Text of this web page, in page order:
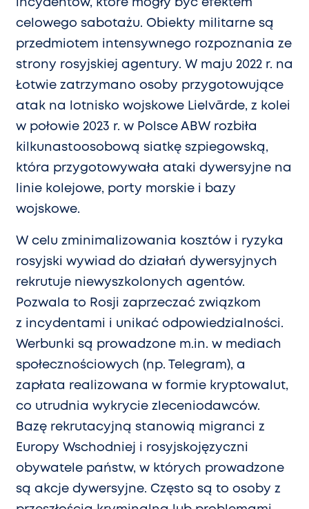
incydentów, które mogły być efektem
celowego sabotażu. Obiekty militarne są
przedmiotem intensywnego rozpoznania ze
strony rosyjskiej agentury. W maju 2022 r. na
Łotwie zatrzymano osoby przygotowujące
atak na lotnisko wojskowe Lielvārde, z kolei
w połowie 2023 r. w Polsce ABW rozbiła
kilkunastoosobową siatkę szpiegowską,
która przygotowywała ataki dywersyjne na
linie kolejowe, porty morskie i bazy
wojskowe.
W celu zminimalizowania kosztów i ryzyka
rosyjski wywiad do działań dywersyjnych
rekrutuje niewyszkolonych agentów.
Pozwala to Rosji zaprzeczać związkom
z incydentami i unikać odpowiedzialności.
Werbunki są prowadzone m.in. w mediach
społecznościowych (np. Telegram), a
zapłata realizowana w formie kryptowalut,
co utrudnia wykrycie zleceniodawców.
Bazę rekrutacyjną stanowią migranci z
Europy Wschodniej i rosyjskojęzyczni
obywatele państw, w których prowadzone
są akcje dywersyjne. Często są to osoby z